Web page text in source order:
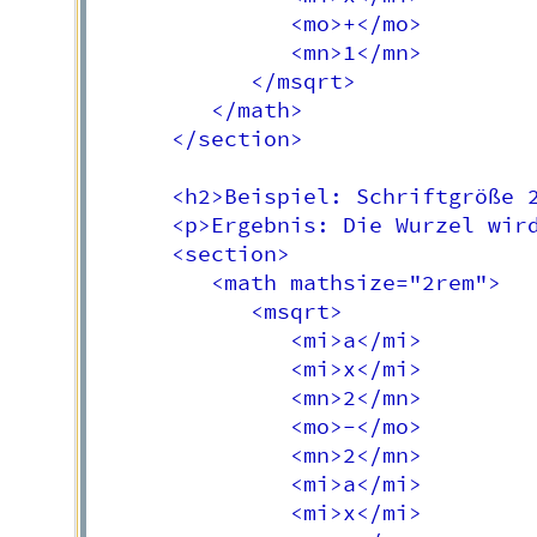
               <mo>+</mo>
               <mn>1</mn>
            </msqrt>
         </math>
      </section>
<h2>Beispiel: Schriftgröße
<p>Ergebnis: Die Wurzel
      <section>
         <math mathsize="2rem">
            <msqrt>
               <mi>a</mi>
               <mi>x</mi>
               <mn>2</mn>
               <mo>-</mo>
               <mn>2</mn>
               <mi>a</mi>
               <mi>x</mi>